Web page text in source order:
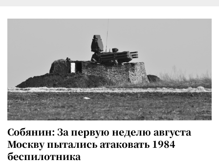
Собянин: За первую неделю августа
Москву пытались атаковать 1984
беспилотника